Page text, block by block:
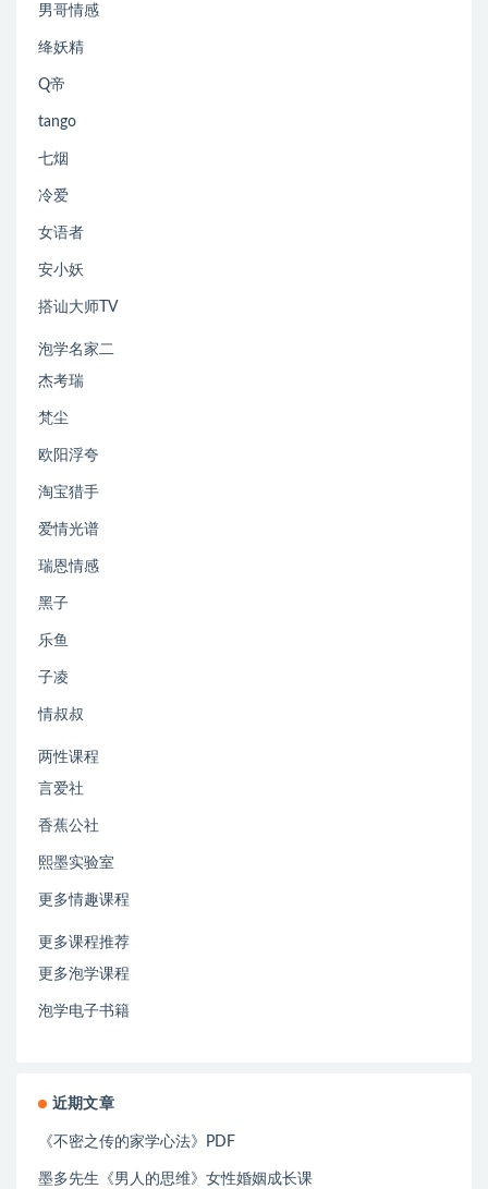
男哥情感
绛妖精
Q帝
tango
七烟
冷爱
女语者
安小妖
搭讪大师TV
泡学名家二
杰考瑞
梵尘
欧阳浮夸
淘宝猎手
爱情光谱
瑞恩情感
黑子
乐鱼
子凌
情叔叔
两性课程
言爱社
香蕉公社
熙墨实验室
更多情趣课程
更多课程推荐
更多泡学课程
泡学电子书籍
近期文章
《不密之传的家学心法》PDF
墨多先生《男人的思维》女性婚姻成长课